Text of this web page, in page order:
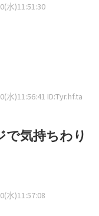
水)11:51:30
水)11:56:41 ID:Tyr.hf.ta
で気持ちわり
水)11:57:08